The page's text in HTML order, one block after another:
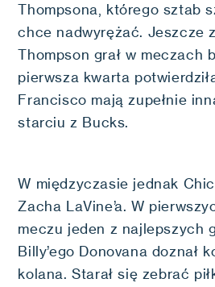
Thompsona, którego sztab
chce nadwyrężać. Jeszcze
Thompson grał w meczach
pierwsza kwarta
Francisco mają zupełnie
starciu z Bucks.
W międzyczasie jednak
Zacha LaVine’a. W
meczu jeden z najlepszych
Billy’ego Donovana doznał
kolana. Starał się zebrać